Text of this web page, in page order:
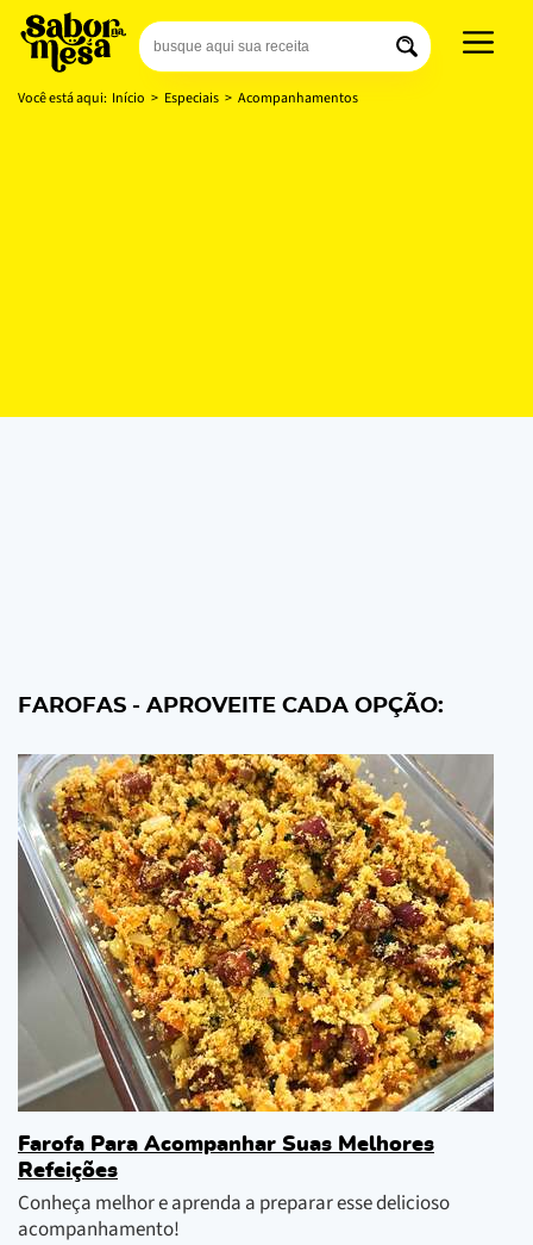
Você está aqui: Início > Especiais > Acompanhamentos
FAROFAS - APROVEITE CADA OPÇÃO:
Farofa Para Acompanhar Suas Melhores
Refeições
Conheça melhor e aprenda a preparar esse delicioso
acompanhamento!